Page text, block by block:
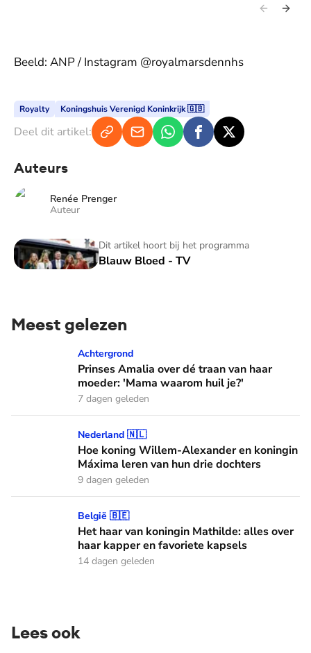
Beeld: ANP / Instagram @royalmarsdennhs
Royalty Koningshuis Verenigd Koninkrijk 🇬🇧
Deel dit artikel:
Auteurs
Renée Prenger
Auteur
Dit artikel hoort bij het programma
Blauw Bloed - TV
Blauw Bloed - TV
Meest gelezen
Prinses Amalia over dé traan van haar moeder: 'Mama
Achtergrond
Prinses Amalia over dé traan van haar
moeder: 'Mama waarom huil je?'
7 dagen geleden
Hoe koning Willem-Alexander en koningin Máxima leren
Nederland 🇳🇱
Hoe koning Willem-Alexander en koningin
Máxima leren van hun drie dochters
9 dagen geleden
Het haar van koningin Mathilde: alles over haar kapper en
België 🇧🇪
Het haar van koningin Mathilde: alles over
haar kapper en favoriete kapsels
14 dagen geleden
Lees ook